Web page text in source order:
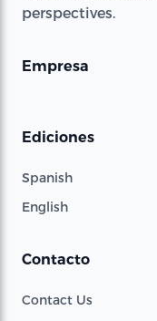
perspectives.
Empresa
Ediciones
Spanish
English
Contacto
Contact Us